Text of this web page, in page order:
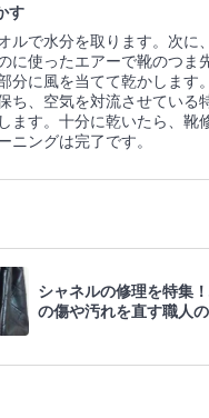
す
ルで水分を取ります。次に
に使ったエアーで靴のつま
分に風を当てて乾かします
ち、空気を対流させている
ます。十分に乾いたら、靴
ニングは完了です。
シャネルの修理を特集
の傷や汚れを直す職人